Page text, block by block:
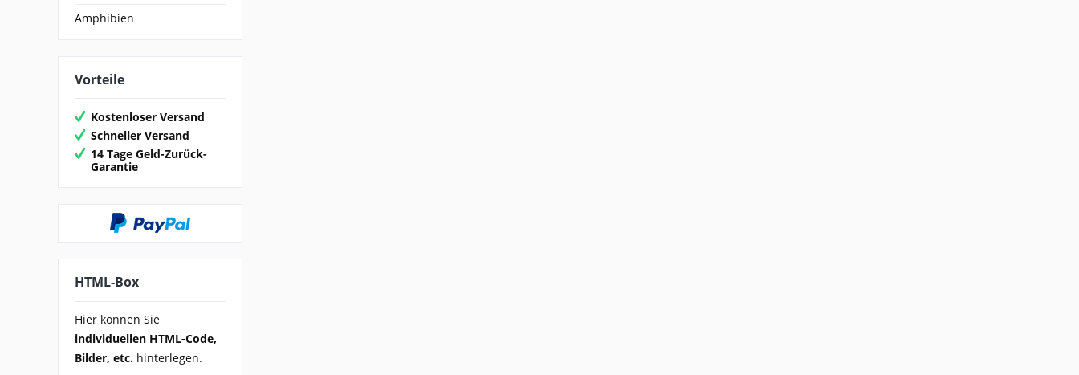
Amphibien
Vorteile
Kostenloser Versand
Schneller Versand
14 Tage Geld-Zurück-
Garantie
HTML-Box
Hier können Sie
individuellen HTML-Code,
Bilder, etc. hinterlegen.